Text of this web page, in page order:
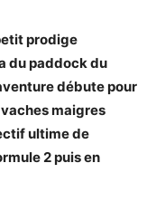
prodige
du paddock du
débute pour
maigres
ultime de
2 puis en